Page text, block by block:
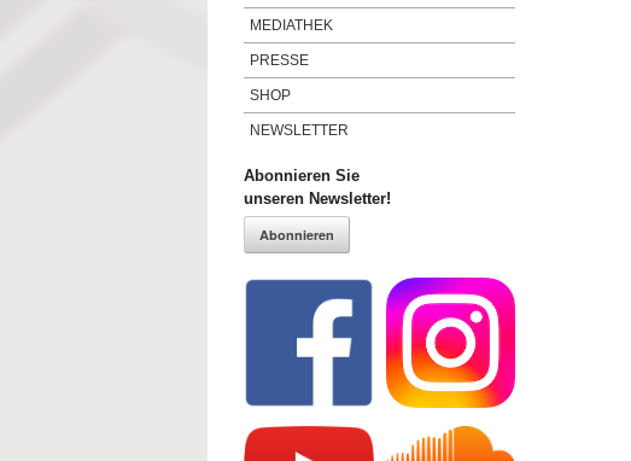
MEDIATHEK
PRESSE
SHOP
NEWSLETTER
Abonnieren Sie
unseren Newsletter!
Abonnieren